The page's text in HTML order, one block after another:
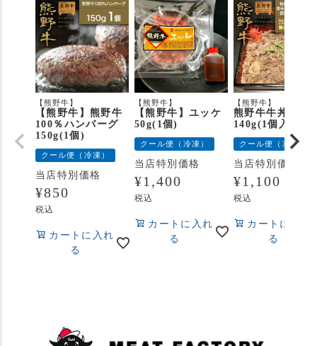
【熊野牛】
【熊野牛】熊野牛
100％ハンバーグ
150g(1個)
クール便（冷凍）
当店特別価格
¥850
税込
カートに入れ
る
【熊野牛】
【熊野牛】ユッケ
50g(1個)
クール便（冷凍）
当店特別価格
¥1,400
税込
カートに入れ
る
【熊野牛】
熊野牛牛丼の具
140g(1個入り)
クール便（冷凍）
当店特別価格
¥1,100
税込
カートに入れ
る